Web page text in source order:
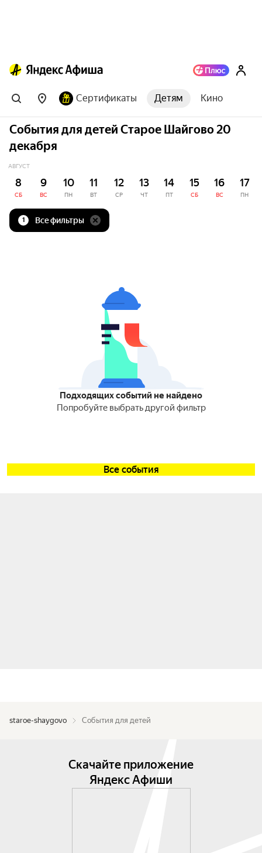
Сертификаты Детям Кино
События для детей Старое Шайгово 20
декабря
АВГУСТ
8
СБ
9
ВС
10
ПН
11
ВТ
12
СР
13
ЧТ
14
ПТ
15
СБ
16
ВС
17
ПН
1 Все фильтры
Подходящих событий не найдено
Попробуйте выбрать другой фильтр
Все события
staroe-shaygovo События для детей
Скачайте приложение
Яндекс Афиши